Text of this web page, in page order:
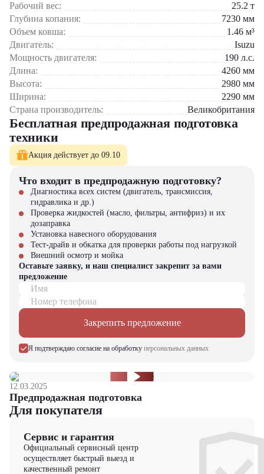
Сферы применения:
Строительство котлованов и фундаментов
Дорожные работы различной сложности
Коммунальное хозяйство
Горнодобывающая отрасль
Промышленные предприятия
5 причин выбрать JCB JS240:
Оптимальное сочетание мощности и маневренности
Экономия до 15% на эксплуатационных расходах
Простота обслуживания благодаря продуманной конструкции
Комфортные условия для оператора
Приобрести экскаватор JCB JS240можно у официального дилера
– компании «ЦТО» .Наши условия:
Прямые поставки с завода
Круглосуточная сервисная поддержка
Индивидуальные финансовые решения
JCB JS240 – техника, которая работает на результат!
Рабочий вес:
25.2 т
Глубина копания:
7230 мм
Объем ковша:
1.46 м³
Двигатель:
Isuzu
Мощность двигателя:
190 л.с.
Длина:
4260 мм
Высота:
2980 мм
Ширина:
2290 мм
Страна производитель:
Великобритания
Бесплатная предпродажная подготовка
техники
Акция действует до 09.10
Что входит в предпродажную подготовку?
Диагностика всех систем (двигатель, трансмиссия,
гидравлика и др.)
Проверка жидкостей (масло, фильтры, антифриз) и их
дозаправка
Установка навесного оборудования
Тест-драйв и обкатка для проверки работы под нагрузкой
Внешний осмотр и мойка
Оставьте заявку, и наш специалист закрепит за вами
предложение
Имя
Номер телефона
Закрепить предложение
Я подтверждаю согласие на обработку персональных данных
12.03.2025
Предпродажная подготовка
Для покупателя
Сервис и гарантия
Официальный сервисный центр
осуществляет быстрый выезд и
качественный ремонт